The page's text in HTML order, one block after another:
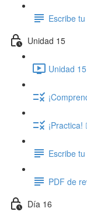
Escribe
Unidad 15
Unidad
¡Practica!
Escribe
PDF de
Día 16